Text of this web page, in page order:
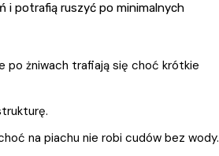
i potrafią ruszyć po minimalnych
po żniwach trafiają się choć krótkie
na piachu nie robi cudów bez wody.